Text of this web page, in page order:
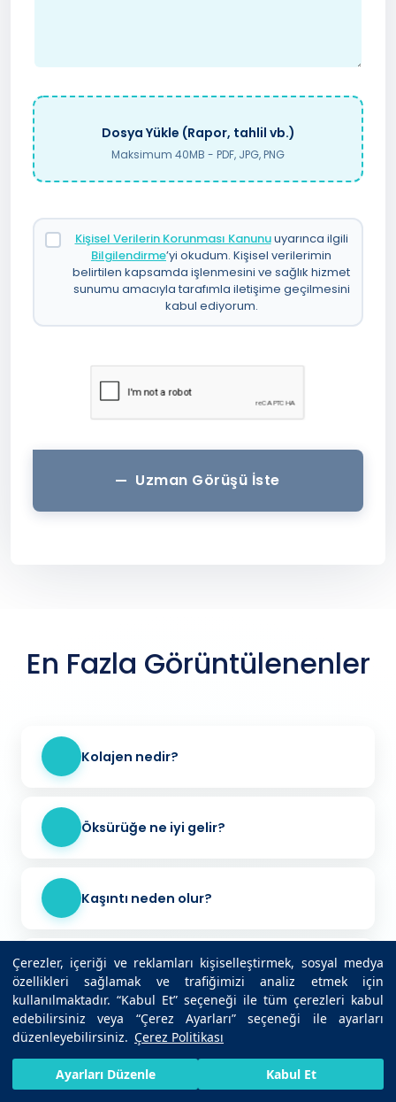
Çerezler, içeriği ve reklamları kişiselleştirmek, sosyal medya
özellikleri sağlamak ve trafiğimizi analiz etmek için
kullanılmaktadır. “Kabul Et” seçeneği ile tüm çerezleri kabul
edebilirsiniz veya “Çerez Ayarları” seçeneği ile ayarları
düzenleyebilirsiniz. Çerez Politikası
Ayarları Düzenle Kabul Et
Dosya Yükle (Rapor, tahlil vb.)
Maksimum 40MB - PDF, JPG, PNG
Kişisel Verilerin Korunması Kanunuuyarınca ilgili
Bilgilendirme’yi okudum. Kişisel verilerimin
belirtilen kapsamda işlenmesini ve sağlık hizmet
sunumu amacıyla tarafımla iletişime geçilmesini
kabul ediyorum.
Uzman Görüşü İste
En Fazla Görüntülenenler
Kolajen nedir?
Öksürüğe ne iyi gelir?
Kaşıntı neden olur?
Trigliserid nedir?
Kulak ağrısına ne iyi gelir?
HIZLI RANDEVU AL BIZE ULAŞIN